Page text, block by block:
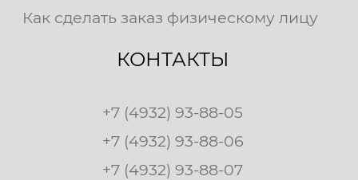
Как сделать заказ физическому лицу
КОНТАКТЫ
+7 (4932) 93-88-05
+7 (4932) 93-88-06
+7 (4932) 93-88-07